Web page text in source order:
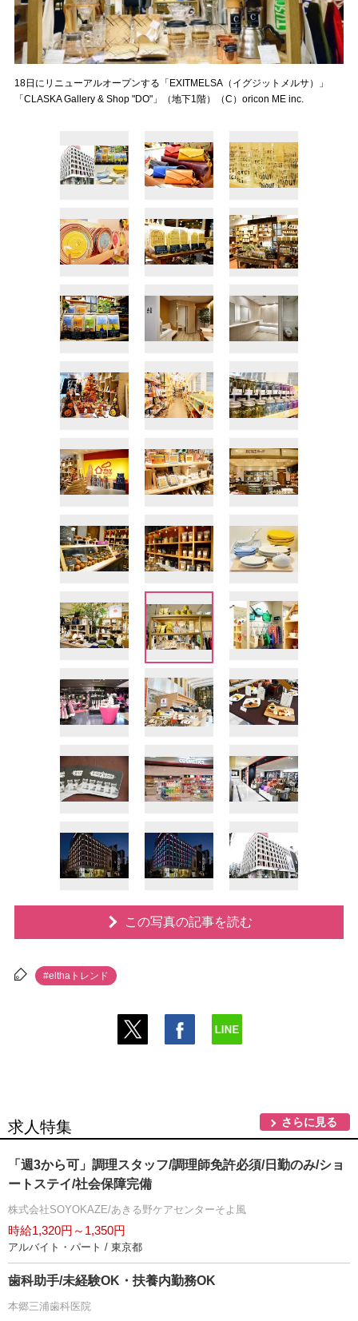
18日にリニューアルオープンする「EXITMELSA（イグジットメルサ）」
「CLASKA Gallery & Shop "DO"」（地下1階）（C）oricon ME inc.
この写真の記事を読む
#elthaトレンド
求人特集 さらに見る
「週3から可」調理スタッフ/調理師免許必須/日勤のみ/ショ
ートステイ/社会保障完備
株式会社SOYOKAZE/あきる野ケアセンターそよ風
時給1,320円～1,350円
アルバイト・パート / 東京都
歯科助手/未経験OK・扶養内勤務OK
本郷三浦歯科医院